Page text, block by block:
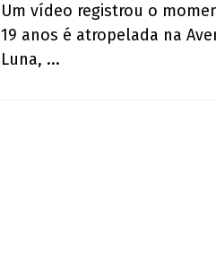
Um vídeo registrou o
19 anos é atropelada na
Luna, ...